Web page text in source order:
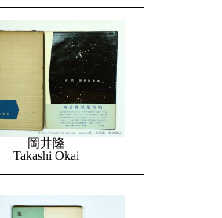
岡井隆
Takashi Okai